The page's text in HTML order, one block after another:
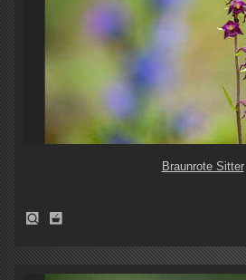
Braunrote Sitter